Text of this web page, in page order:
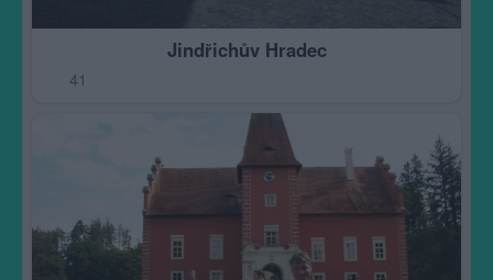
Jindřichův Hradec
41